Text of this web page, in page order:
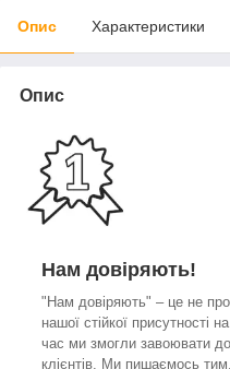
Опис Характеристики
Опис
Нам довіряють!
"Нам довіряють" – це не
нашої стійкої присутності
час ми змогли завоювати
клієнтів. Ми пишаємось